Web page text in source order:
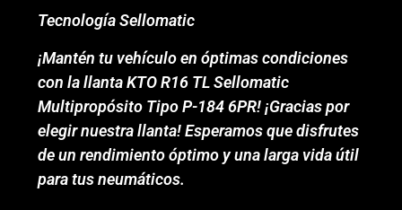
Tecnología Sellomatic
¡Mantén tu vehículo en óptimas condiciones
con la llanta KTO R16 TL Sellomatic
Multipropósito Tipo P-184 6PR! ¡Gracias por
elegir nuestra llanta! Esperamos que disfrutes
de un rendimiento óptimo y una larga vida útil
para tus neumáticos.